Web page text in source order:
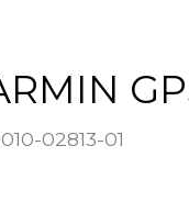
02813-01